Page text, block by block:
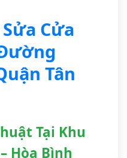
Cửa
Tân
Tại Khu
Hòa Bình